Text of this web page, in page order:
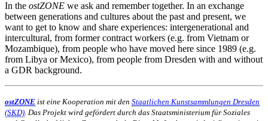
In the ostZONE we ask and remember together. In an exchange
between generations and cultures about the past and present, we
want to get to know and share experiences: intergenerational and
intercultural, from former contract workers (e.g. from Vietnam or
Mozambique), from people who have moved here since 1989 (e.g.
from Libya or Mexico), from people from Dresden with and without
a GDR background.
ostZONE ist eine Kooperation mit den Staatlichen Kunstsammlungen Dresden
(SKD). Das Projekt wird gefördert durch das Staatsministerium für Soziales